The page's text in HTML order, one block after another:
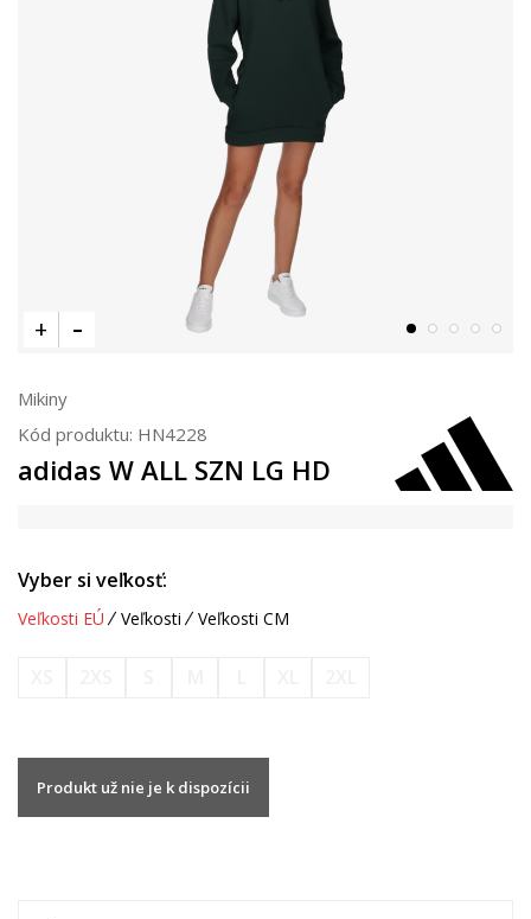
Mikiny
Kód produktu: HN4228
adidas W ALL SZN LG HD
Vyber si veľkosť:
Veľkosti EÚ Veľkosti Veľkosti CM
Produkt už nie je k dispozícii